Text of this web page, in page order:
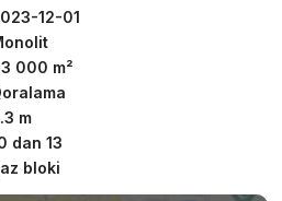
12-01
000 m²
m
dan 13
bloki